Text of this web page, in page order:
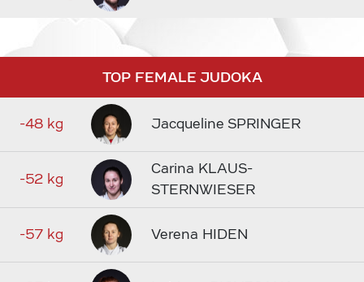
TOP FEMALE JUDOKA
-48 kg Jacqueline SPRINGER
-52 kg
Carina KLAUS-
STERNWIESER
-57 kg Verena HIDEN